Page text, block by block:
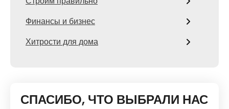
Финансы и бизнес
Хитрости для дома
СПАСИБО, ЧТО ВЫБРАЛИ НАС